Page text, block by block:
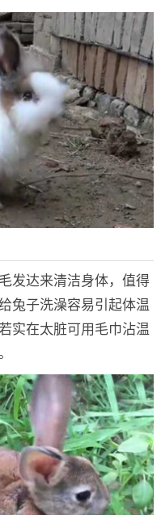
发达来清洁身体，值得
兔子洗澡容易引起体温
实在太脏可用毛巾沾温